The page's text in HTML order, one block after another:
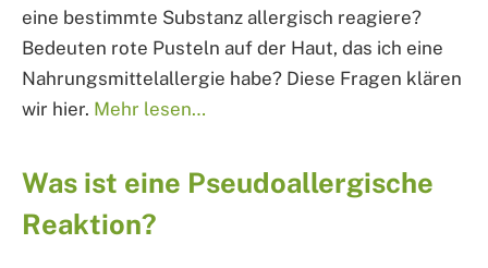
eine bestimmte Substanz allergisch reagiere?
Bedeuten rote Pusteln auf der Haut, das ich eine
Nahrungsmittelallergie habe? Diese Fragen klären
wir hier. Mehr lesen…
Was ist eine Pseudoallergische
Reaktion?